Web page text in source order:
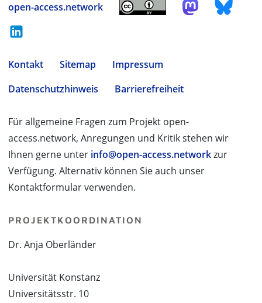
open-access.network
Kontakt Sitemap
Impressum
Datenschutzhinweis
Barrierefreiheit
Für allgemeine Fragen zum Projekt open-
access.network, Anregungen und Kritik stehen wir
Ihnen gerne unter info@open-access.networkzur
Verfügung. Alternativ können Sie auch unser
Kontaktformular verwenden.
PROJEKTKOORDINATION
Dr. Anja Oberländer
Universität Konstanz
Universitätsstr. 10